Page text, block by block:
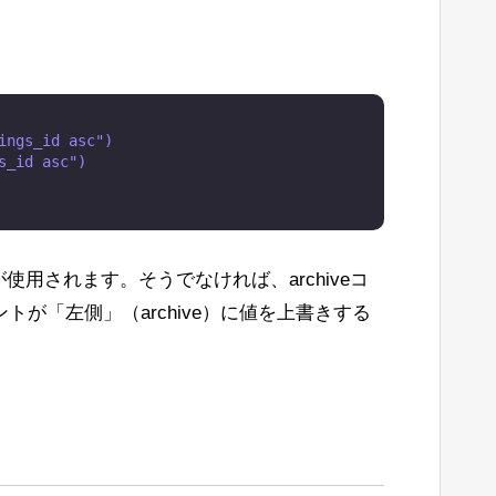
asc")
asc")
用されます。そうでなければ、archiveコ
が「左側」（archive）に値を上書きする